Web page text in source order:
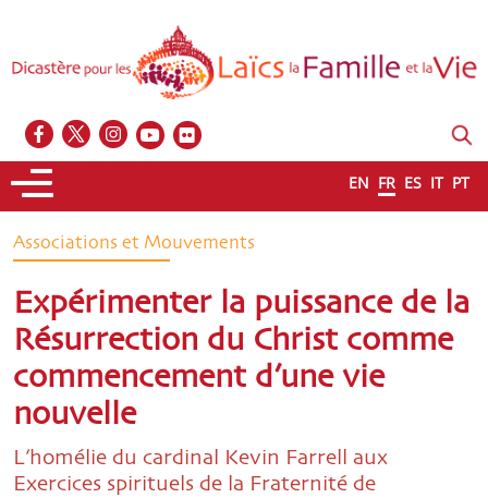
EN FR ES IT PT
Associations et Mouvements
Expérimenter la puissance de la
Résurrection du Christ comme
commencement d’une vie
nouvelle
L’homélie du cardinal Kevin Farrell aux
Exercices spirituels de la Fraternité de